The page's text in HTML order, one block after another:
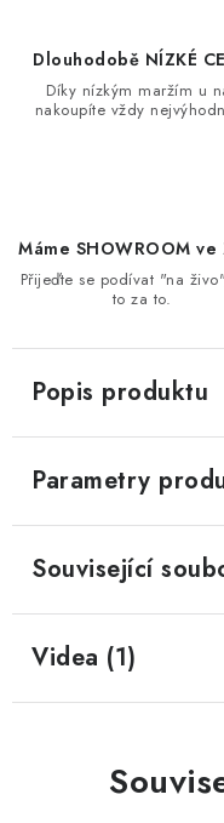
Dlouhodobě NÍZKÉ
Díky nízkým maržím u
nakoupíte vždy
Máme SHOWROOM ve
Přijeďte se podívat "na
to za to.
Popis produktu
Parametry
Související
Videa (1)